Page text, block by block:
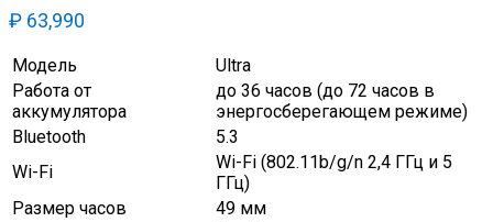
₽ 63,990
Модель
Ultra
Работа от
аккумулятора
до 36 часов (до 72 часов в
энергосберегающем режиме)
Bluetooth
5.3
Wi-Fi
Wi-Fi (802.11b/g/n 2,4 ГГц и 5
ГГц)
Размер часов
49 мм